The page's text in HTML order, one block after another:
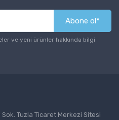
Abone ol*
ve yeni ürünler hakkında bilgi
Sok. Tuzla Ticaret Merkezi Sitesi